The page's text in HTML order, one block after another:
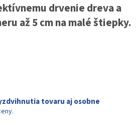
drvenie dreva a
až 5 cm na malé štiepky.
tovaru aj osobne